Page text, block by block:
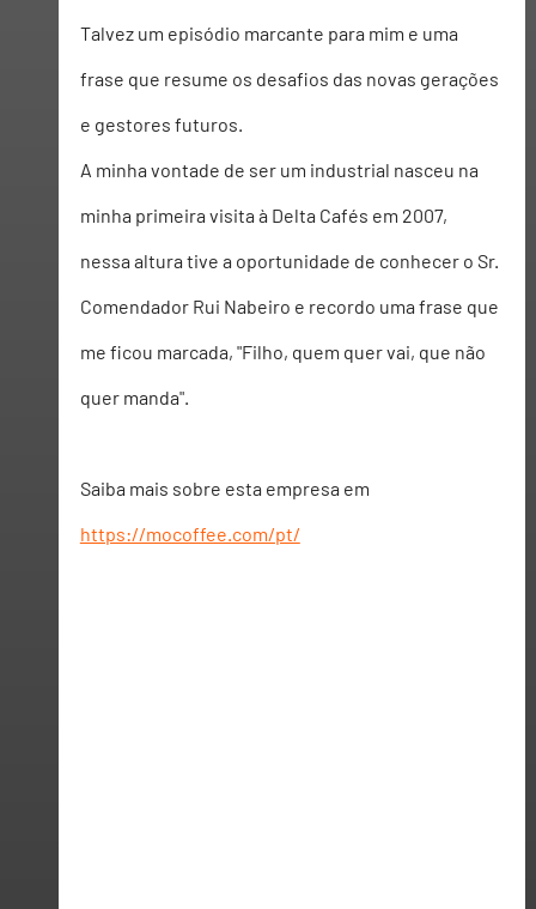
Talvez um episódio marcante para mim e uma
frase que resume os desafios das novas gerações
e gestores futuros.
A minha vontade de ser um industrial nasceu na
minha primeira visita à Delta Cafés em 2007,
nessa altura tive a oportunidade de conhecer o Sr.
Comendador Rui Nabeiro e recordo uma frase que
me ficou marcada, "Filho, quem quer vai, que não
quer manda".
Saiba mais sobre esta empresa em
https://mocoffee.com/pt/